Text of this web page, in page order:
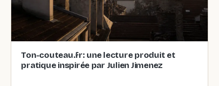
Ton-couteau.fr: une lecture produit et
pratique inspirée par Julien Jimenez